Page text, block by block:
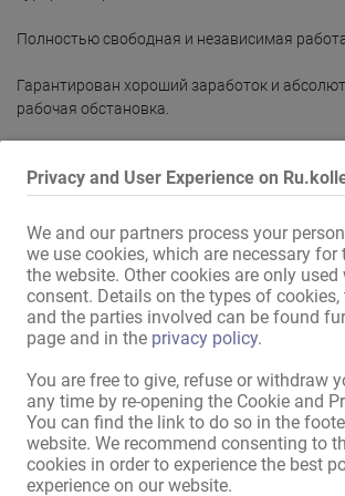
Privacy and User Experience on
We and our partners process your
we use cookies, which are necessary
the website. Other cookies are only
consent. Details on the types of cookies,
and the parties involved can be found
page and in the privacy policy.
You are free to give, refuse or withdraw
any time by re-opening the Cookie and
You can find the link to do so in the
website. We recommend consenting to
cookies in order to experience the best
experience on our website.
Полностью свободная и независимая
Гарантирован хороший заработок и
рабочая обстановка.
Особенно рады дамам из Бразилии и стран
> Большая база постоянных клиентов <
Полностью свободная и независимая
Здесь вы можете хорошо зарабатывать без
У нас много приятных и хорошо
ВСЁ защищено!
Открыто 365 дней в году!!
Подробнее